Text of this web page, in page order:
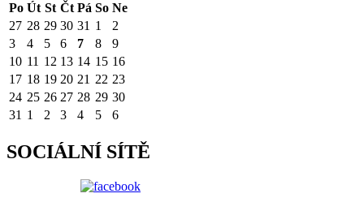
Po Út St Čt Pá So Ne
27 28 29 30 31 1
2
3
4 5 6 7 8
9
10 11 12 13 14 15 16
17 18 19 20 21 22 23
24 25 26 27 28 29 30
31 1 2 3 4 5 6
SOCIÁLNÍ SÍTĚ